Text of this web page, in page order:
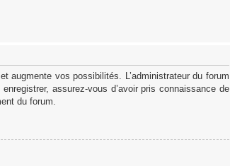
augmente vos possibilités. L’administrateur du forum
assurez-vous d’avoir pris connaissance de
du forum.